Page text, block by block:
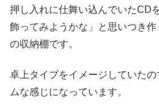
押し入れに仕舞い込んでいたCD
飾ってみようかな」と思いつき
の収納棚です。
卓上タイプをイメージしていた
ムな感じになっています。